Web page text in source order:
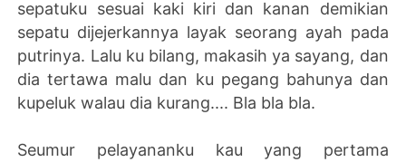
sepatuku sesuai kaki kiri dan kanan demikian
sepatu dijejerkannya layak seorang ayah pada
putrinya. Lalu ku bilang, makasih ya sayang, dan
dia tertawa malu dan ku pegang bahunya dan
kupeluk walau dia kurang.... Bla bla bla.
Seumur pelayananku kau yang pertama